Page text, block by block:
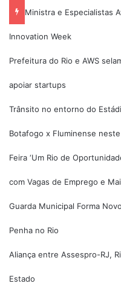
Ministra e Especialistas
Innovation Week
Prefeitura do Rio e AWS
apoiar startups
Trânsito no entorno do
Botafogo x Fluminense
Feira ‘Um Rio de
com Vagas de Emprego e
Guarda Municipal Forma
Penha no Rio
Aliança entre Assespro-RJ,
Estado